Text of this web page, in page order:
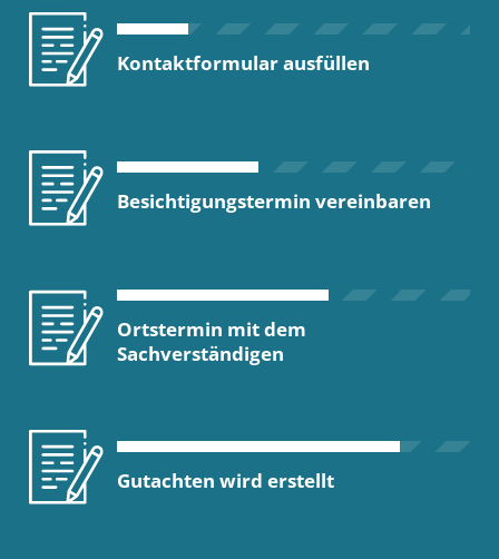
Kontaktformular ausfüllen
Besichtigungstermin vereinbaren
Ortstermin mit dem
Sachverständigen
Gutachten wird erstellt